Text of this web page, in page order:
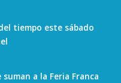
tiempo este sábado
a la Feria Franca